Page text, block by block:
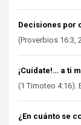
Decisiones por
(Proverbios 16:3,
¡Cuídate!… a ti
(1 Timoteo 4:16).
¿En cuánto se